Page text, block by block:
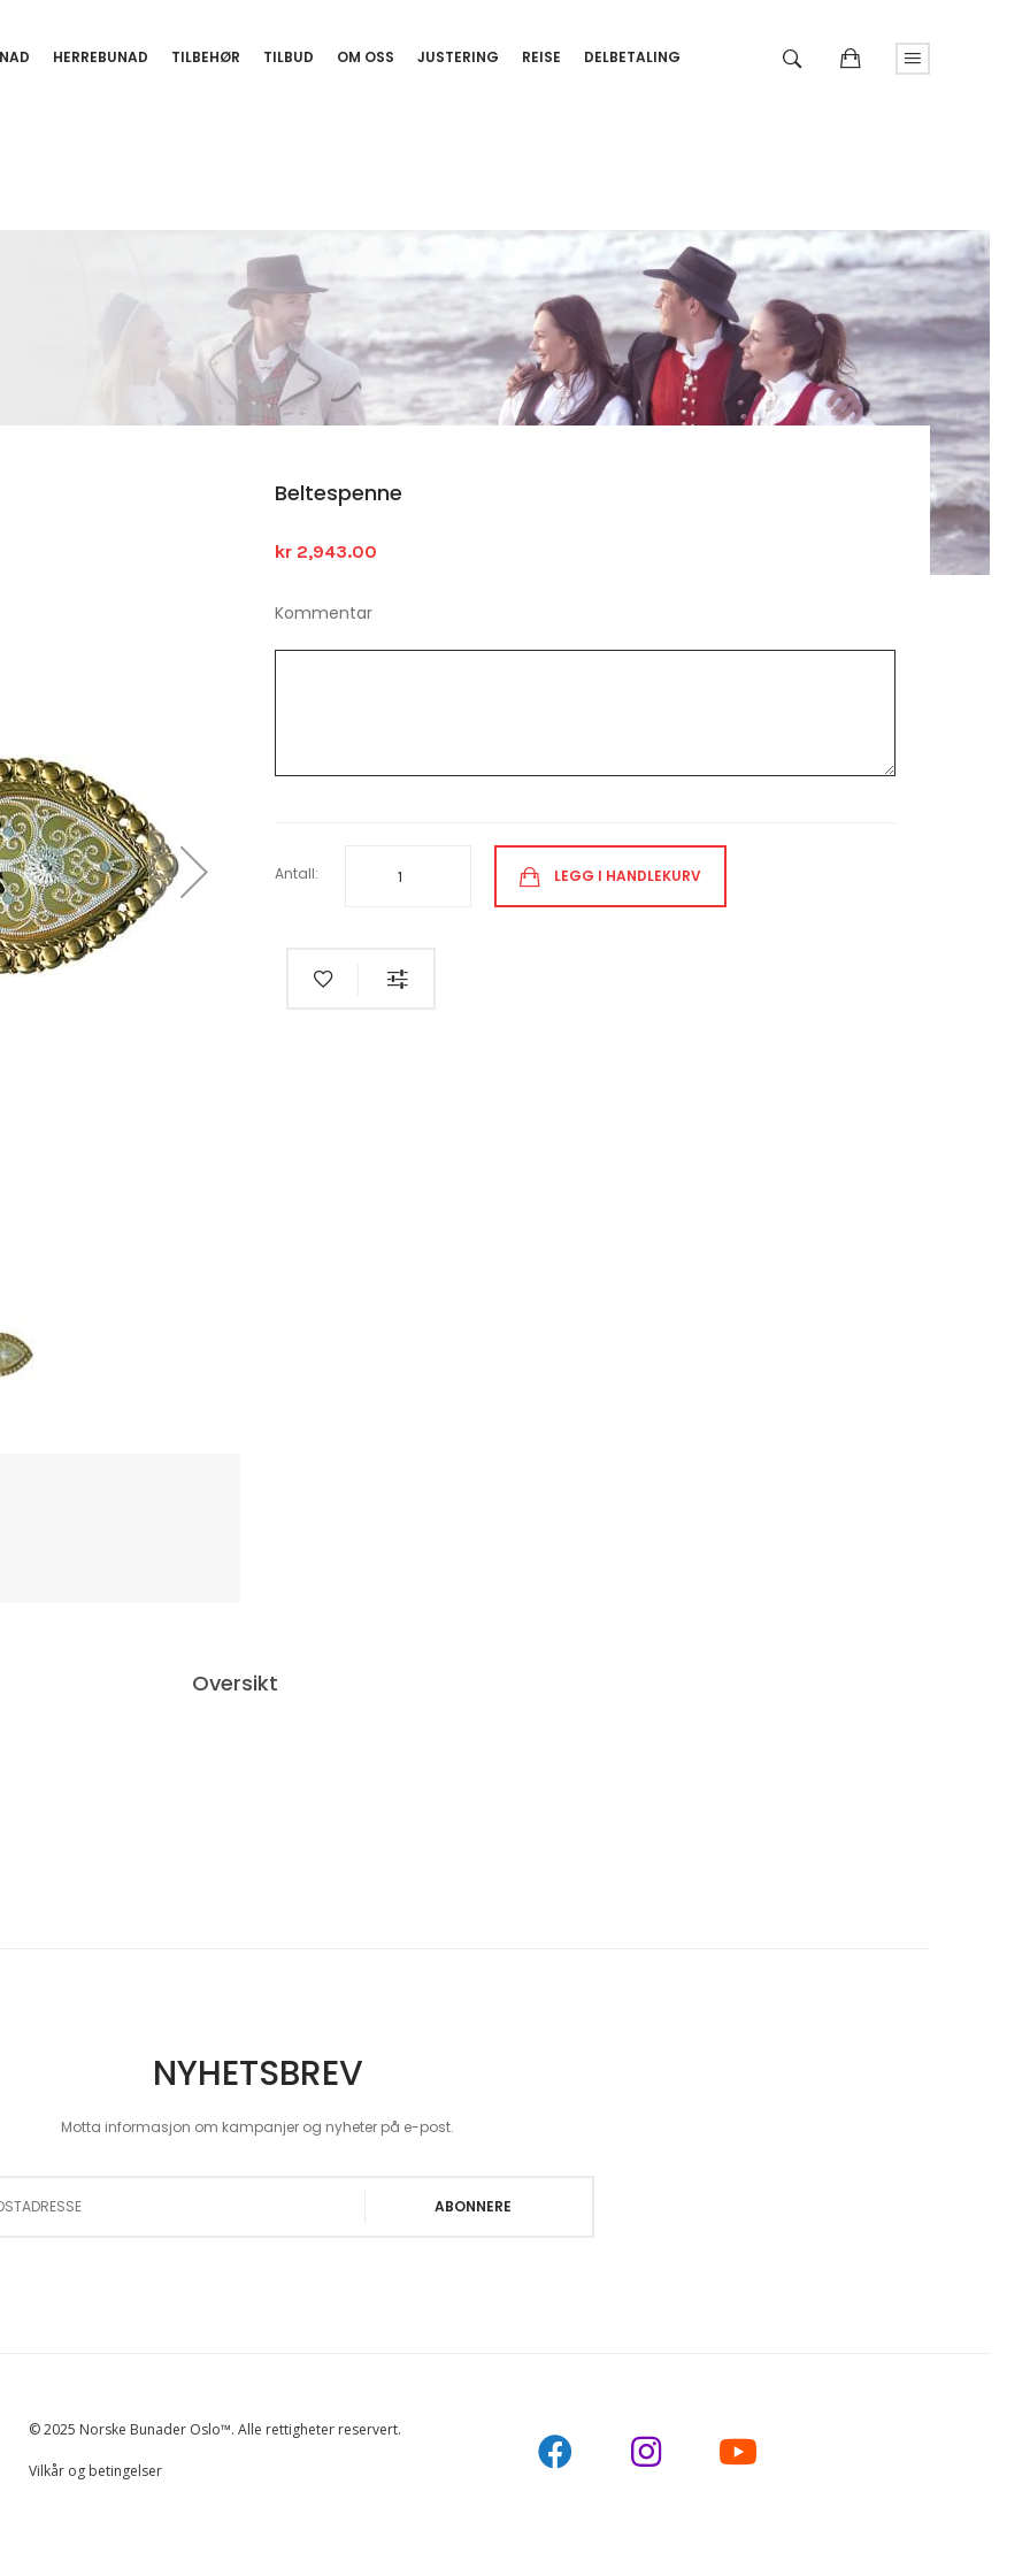
HERREBUNAD TILBEHØR TILBUD OM OSS JUSTERING REISE DELBETALING
Beltespenne
kr 2,943.00
Kommentar
Antall: LEGG I HANDLEKURV
Oversikt
NYHETSBREV
Motta informasjon om kampanjer og nyheter på e-post.
ABONNERE
© 2025 Norske Bunader Oslo™. Alle rettigheter reservert.
Vilkår og betingelser